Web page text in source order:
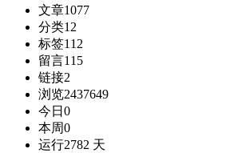
文章1077
分类12
标签112
留言115
链接2
浏览2437649
今日 0
本周0
运行2782 天